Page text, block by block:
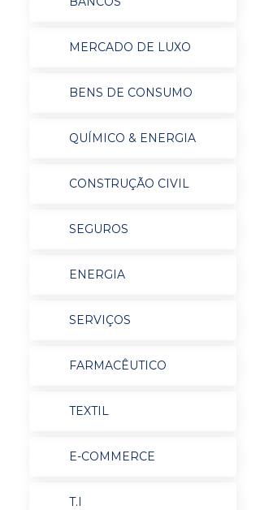
MERCADO DE LUXO
BENS DE CONSUMO
QUÍMICO & ENERGIA
CONSTRUÇÃO CIVIL
SEGUROS
ENERGIA
SERVIÇOS
FARMACÊUTICO
TEXTIL
E-COMMERCE
T.I